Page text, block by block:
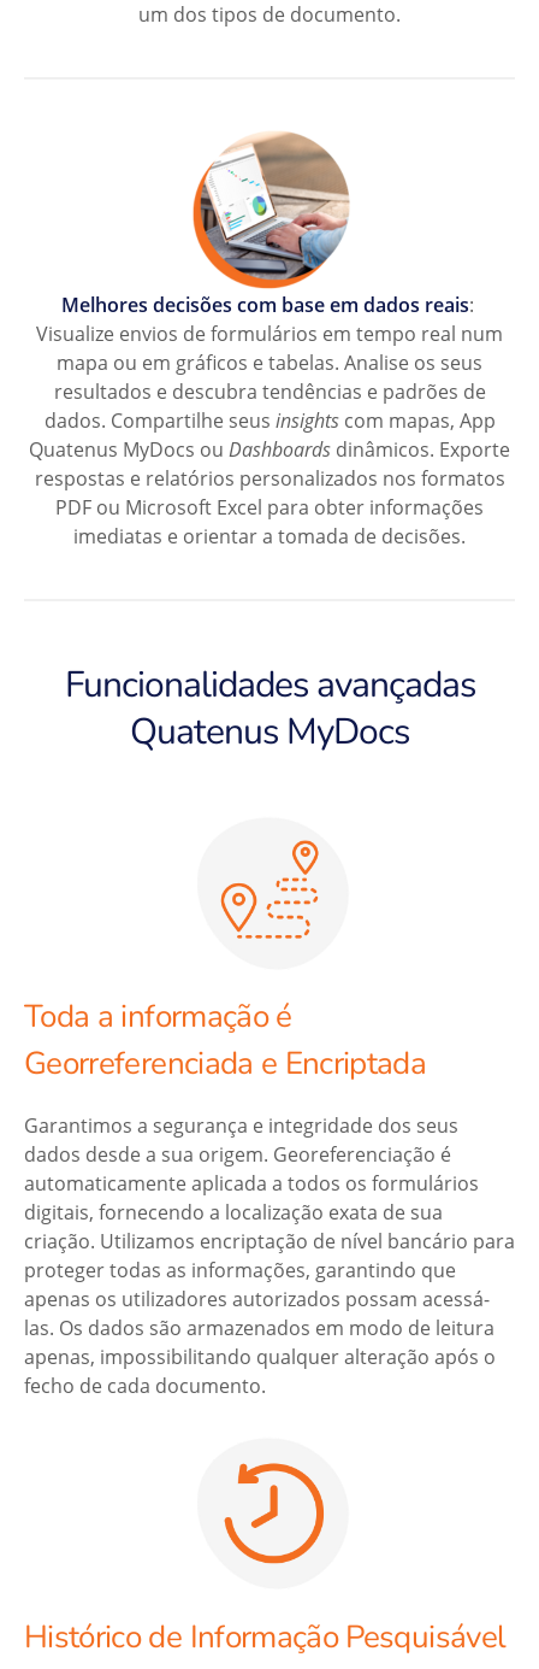
um dos tipos de documento.
Melhores decisões com base em dados reais:
Visualize envios de formulários em tempo real num
mapa ou em gráficos e tabelas. Analise os seus
resultados e descubra tendências e padrões de
dados. Compartilhe seus insightscom mapas, App
Quatenus MyDocs ou Dashboards dinâmicos. Exporte
respostas e relatórios personalizados nos formatos
PDF ou Microsoft Excel para obter informações
imediatas e orientar a tomada de decisões.
Funcionalidades avançadas
Quatenus MyDocs
Toda a informação é
Georreferenciada e Encriptada
Garantimos a segurança e integridade dos seus
dados desde a sua origem. Georeferenciação é
automaticamente aplicada a todos os formulários
digitais, fornecendo a localização exata de sua
criação. Utilizamos encriptação de nível bancário para
proteger todas as informações, garantindo que
apenas os utilizadores autorizados possam acessá-
las. Os dados são armazenados em modo de leitura
apenas, impossibilitando qualquer alteração após o
fecho de cada documento.
Histórico de Informação Pesquisável